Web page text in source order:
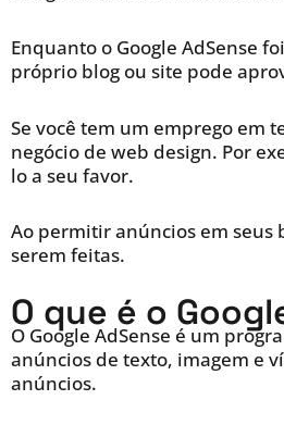
Enquanto o Google AdSense
próprio blog ou site pode
Se você tem um emprego em
negócio de web design. Por
lo a seu favor.
Ao permitir anúncios em seus
serem feitas.
O que é o
O Google AdSense é um
anúncios de texto, imagem e
anúncios.